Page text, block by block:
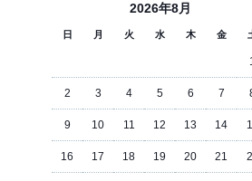
2026年8月
日 月 火 水 木 金
2 3 4 5 6 7
9 10 11 12 13 14
16 17 18 19 20 21